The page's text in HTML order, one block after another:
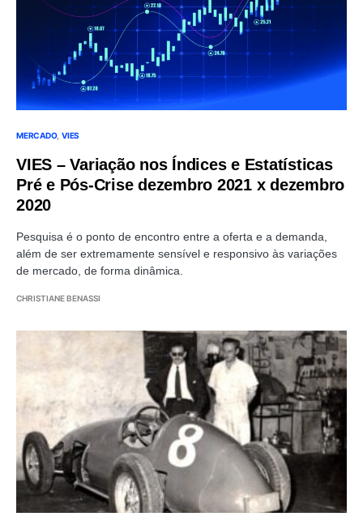
MERCADO VIES
VIES – Variação nos Índices e Estatísticas
Pré e Pós-Crise dezembro 2021 x dezembro
2020
Pesquisa é o ponto de encontro entre a oferta e a demanda,
além de ser extremamente sensível e responsivo às variações
de mercado, de forma dinâmica.
CHRISTIANE BENASSI